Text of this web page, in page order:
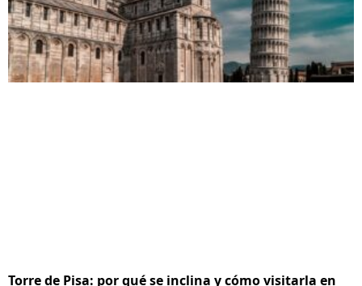
Torre de Pisa: por qué se inclina y cómo visitarla en